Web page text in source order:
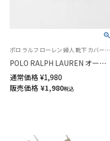
ポロ ラルフ ローレン 婦人 靴下 カバーソックス 旧03207956 03207966
POLO RALPH LAUREN オーガ
ニックコットン混 5本指 フット
カバー かかと滑り止め付き レ
ディース 03207976
通常価格 ¥1,980
販売価格 ¥1,980税込